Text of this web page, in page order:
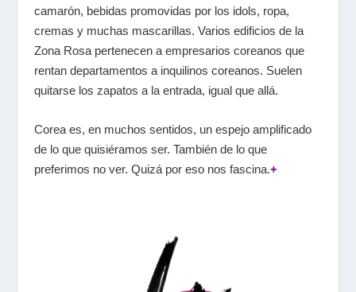
camarón, bebidas promovidas por los idols, ropa,
cremas y muchas mascarillas. Varios edificios de la
Zona Rosa pertenecen a empresarios coreanos que
rentan departamentos a inquilinos coreanos. Suelen
quitarse los zapatos a la entrada, igual que allá.
Corea es, en muchos sentidos, un espejo amplificado
de lo que quisiéramos ser. También de lo que
preferimos no ver. Quizá por eso nos fascina.+